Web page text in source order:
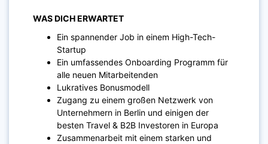
WAS DICH ERWARTET
Ein spannender Job in einem High-Tech-
Startup
Ein umfassendes Onboarding Programm für
alle neuen Mitarbeitenden
Lukratives Bonusmodell
Zugang zu einem großen Netzwerk von
Unternehmern in Berlin und einigen der
besten Travel & B2B Investoren in Europa
Zusammenarbeit mit einem starken und